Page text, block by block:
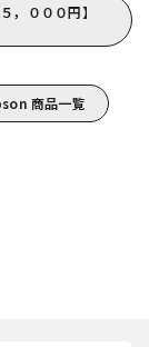
，０００円】
商品一覧